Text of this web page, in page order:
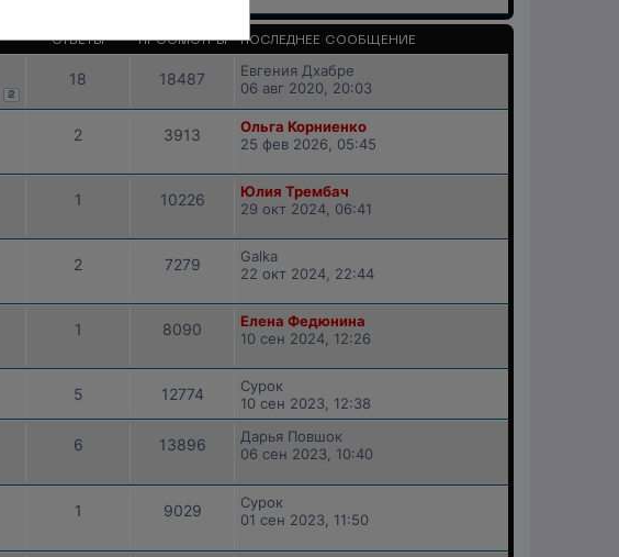
ОТВЕТЫ ПРОСМОТРЫ ПОСЛЕДНЕЕ СООБЩЕНИЕ
2
18 18487
Евгения Дхабре
06 авг 2020, 20:03
2 3913
Ольга Корниенко
25 фев 2026, 05:45
1 10226
Юлия Трембач
29 окт 2024, 06:41
2 7279
Galka
22 окт 2024, 22:44
1 8090
Елена Федюнина
10 сен 2024, 12:26
5 12774
Сурок
10 сен 2023, 12:38
6 13896
Дарья Повшок
06 сен 2023, 10:40
1 9029
Сурок
01 сен 2023, 11:50